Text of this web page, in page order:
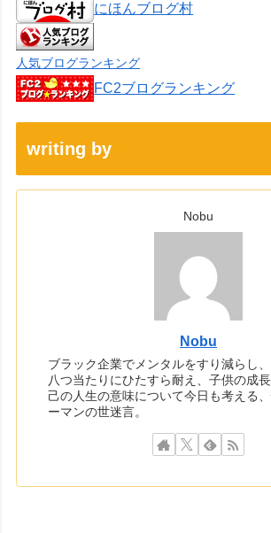
にほんブログ村
人気ブログランキング
FC2ブログランキング
writing by
Nobu
Nobu
ブラック企業でメンタルをすり減らし
八つ当たりにひたすら耐え、子供の成
己の人生の意味について今日も考える
ーマンの世迷言。